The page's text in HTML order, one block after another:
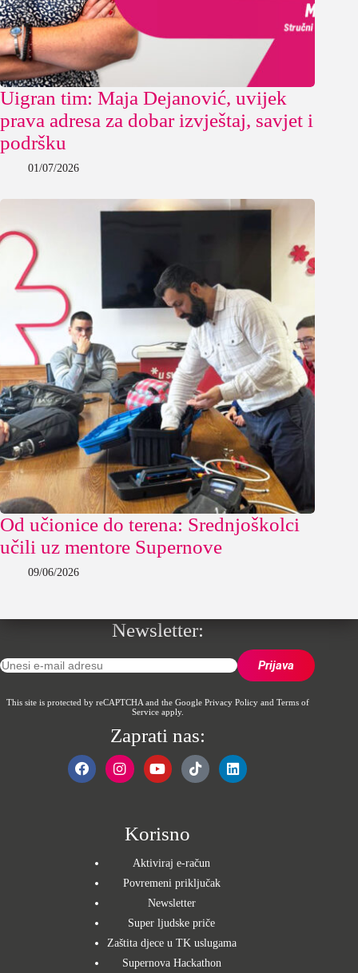
Uigran tim: Maja Dejanović, uvijek
prava adresa za dobar izvještaj, savjet i
podršku
01/07/2026
Od učionice do terena: Srednjoškolci
učili uz mentore Supernove
09/06/2026
Korisno
Aktiviraj e-račun
Povremeni priključak
Newsletter
Super ljudske priče
Zaštita djece u TK uslugama
Supernova Hackathon
Newsletter:
This site is protected by reCAPTCHA and the Google Privacy Policyand Terms of
Serviceapply.
Zaprati nas: